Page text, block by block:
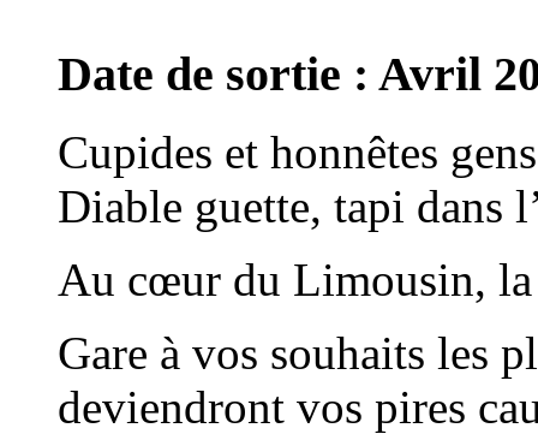
Date de sortie : Avril
Cupides et honnêtes
Diable guette, tapi dans
Au cœur du Limousin, la
Gare à vos souhaits les
deviendront vos pires